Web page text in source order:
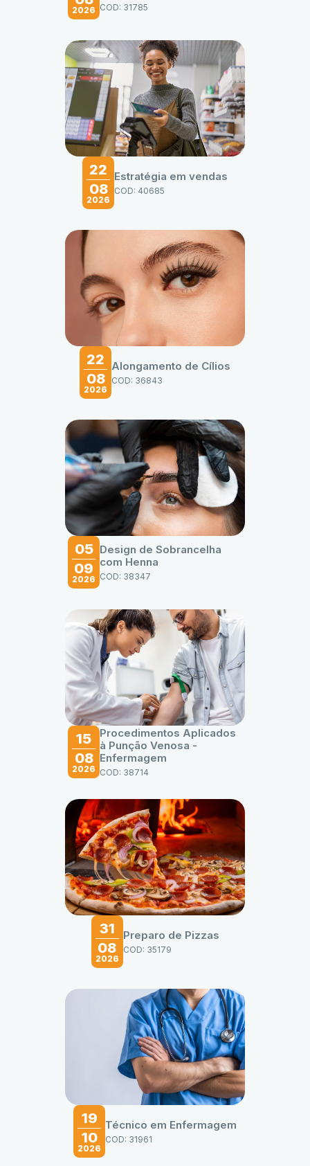
2026 COD: 31785
22
08
2026
Estratégia em vendas
COD: 40685
22
08
2026
Alongamento de Cílios
COD: 36843
05
09
2026
Design de Sobrancelha
com Henna
COD: 38347
15
08
2026
Procedimentos Aplicados
à Punção Venosa -
Enfermagem
COD: 38714
31
08
2026
Preparo de Pizzas
COD: 35179
19
10
2026
Técnico em Enfermagem
COD: 31961